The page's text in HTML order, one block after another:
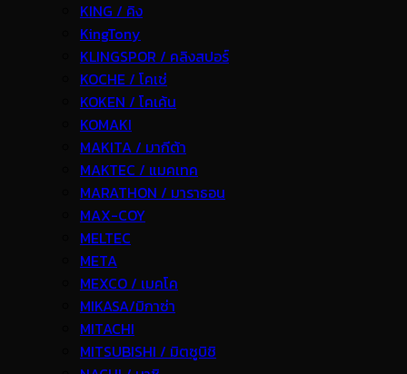
KING / คิง
KingTony
KLINGSPOR / คลิงสปอร์
KOCHE / โคเช่
KOKEN / โคเค้น
KOMAKI
MAKITA / มากีต้า
MAKTEC / แมคเทค
MARATHON / มาราธอน
MAX-COY
MELTEC
META
MEXCO / เมคโค
MIKASA/มิกาซ่า
MITACHI
MITSUBISHI / มิตซูบิชิ